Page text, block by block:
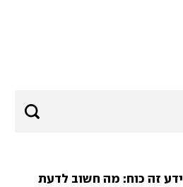
ידע זה כוח: מה חשוב לדעת